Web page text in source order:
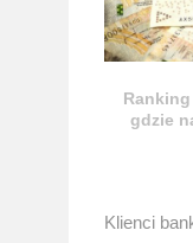
gdzie
Klienci